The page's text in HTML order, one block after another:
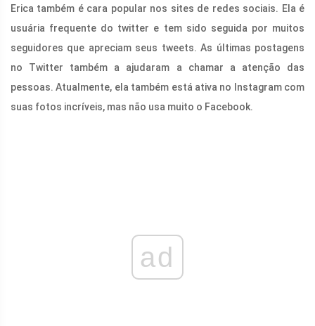
Erica também é cara popular nos sites de redes sociais. Ela é
usuária frequente do twitter e tem sido seguida por muitos
seguidores que apreciam seus tweets. As últimas postagens
no Twitter também a ajudaram a chamar a atenção das
pessoas. Atualmente, ela também está ativa no Instagram com
suas fotos incríveis, mas não usa muito o Facebook.
ad